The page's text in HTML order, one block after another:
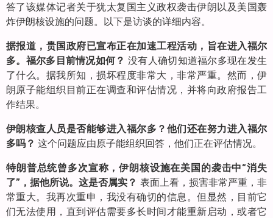
答了该媒体记者关于犹太复国主义政权袭击伊朗以及美国轰
炸伊朗核设施的问题。以下是访谈的详细内容。
据报道，贵国政府已宣布正在加速工程活动，旨在进入福尔
多。福尔多目前情况如何？ 没有人确切知道福尔多现在发生
了什么。据我所知，损坏程度非常大，非常严重。然而，伊
朗原子能组织目前正在调查和评估情况，并将向政府报告工
作结果。
伊朗核查人员是否能够进入福尔多？他们还在努力进入福尔
多吗？ 这个问题应由原子能组织回答，他们正在评估情况。
特朗普总统曾多次宣称，伊朗核设施在美国的袭击中“消失
了”，据他所说。这是否属实？ 表面上看，损害非常严重，非
常重大。我再次重申，我没有确切的信息。但显然，目前它
们无法使用，直到评估需要多长时间才能重新启动，或者它